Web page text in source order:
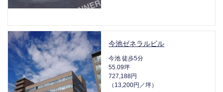
今池ゼネラルビル
今池 徒歩5分
55.09坪
727,188円
（13,200円／坪）